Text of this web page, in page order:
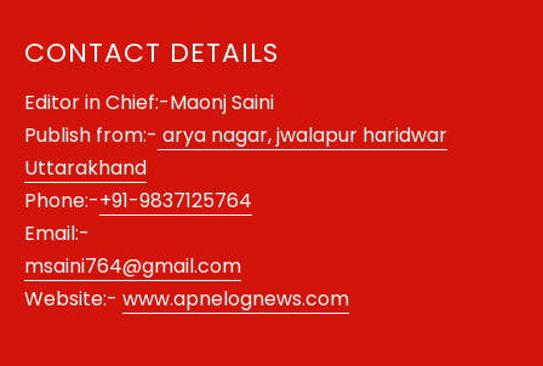
CONTACT DETAILS
Editor in Chief:-Maonj Saini
Publish from:- arya nagar, jwalapur haridwar
Uttarakhand
Phone:-+91-9837125764
Email:-
msaini764@gmail.com
Website:- www.apnelognews.com